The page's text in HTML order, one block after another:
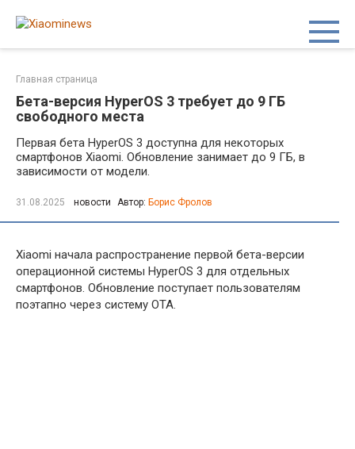
Главная страница
Бета-версия HyperOS 3 требует до 9 ГБ
свободного места
Первая бета HyperOS 3 доступна для некоторых
смартфонов Xiaomi. Обновление занимает до 9 ГБ, в
зависимости от модели.
31.08.2025 новости Автор: Борис Фролов
Xiaomi начала распространение первой бета-версии
операционной системы HyperOS 3 для отдельных
смартфонов. Обновление поступает пользователям
поэтапно через систему OTA.